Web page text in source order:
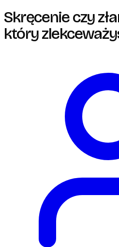
Skręcenie czy
który